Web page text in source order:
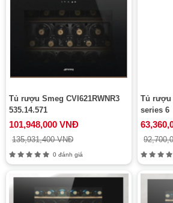
Tủ rượu Smeg CVI621RWNR3
535.14.571
101,948,000 VNĐ
135,931,400 VNĐ
0 đánh giá
Tủ rượu
series 6